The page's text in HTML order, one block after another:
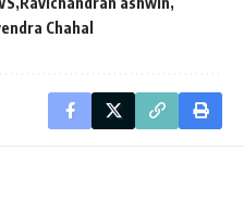
Chahal